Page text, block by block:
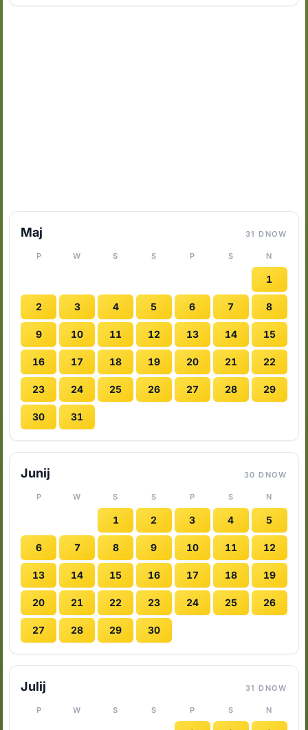
Maj 31 DNOW
P W S S P S N
1
2 3 4 5 6 7 8
9 10 11 12 13 14 15
16 17 18 19 20 21 22
23 24 25 26 27 28 29
30 31
Junij 30 DNOW
P W S S P S N
1 2 3 4 5
6 7 8 9 10 11 12
13 14 15 16 17 18 19
20 21 22 23 24 25 26
27 28 29 30
Julij 31 DNOW
P W S S P S N